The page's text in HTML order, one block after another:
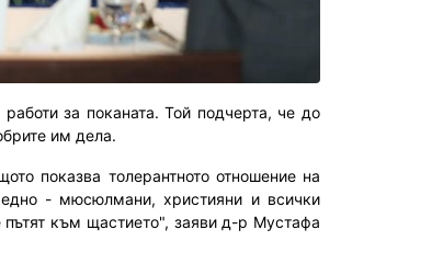
за поканата. Той подчерта, че до
им дела.
показва толерантното отношение на
- мюсюлмани, християни и всички
към щастието", заяви д-р Мустафа